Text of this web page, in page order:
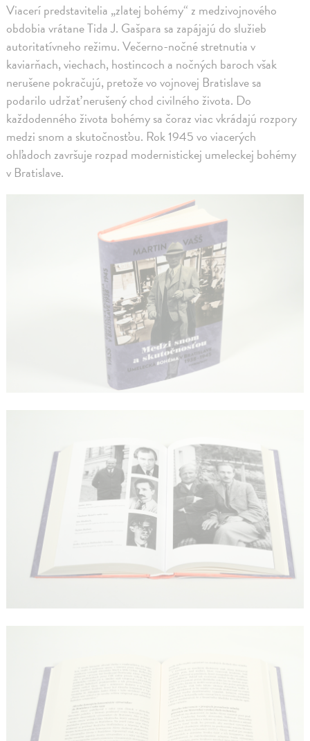
Viacerí predstavitelia „zlatej bohémy“ z medzivojnového
obdobia vrátane Tida J. Gašpara sa zapájajú do služieb
autoritatívneho režimu. Večerno-nočné stretnutia v
kaviarňach, viechach, hostincoch a nočných baroch však
nerušene pokračujú, pretože vo vojnovej Bratislave sa
podarilo udržať nerušený chod civilného života. Do
každodenného života bohémy sa čoraz viac vkrádajú rozpory
medzi snom a skutočnosťou. Rok 1945 vo viacerých
ohľadoch završuje rozpad modernistickej umeleckej bohémy
v Bratislave.